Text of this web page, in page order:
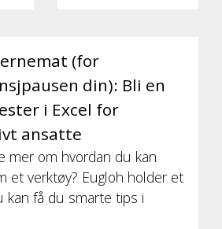
(for
din): Bli en
i Excel for
ansatte
mer om hvordan du kan
et verktøy? Eugloh holder et
kan få du smarte tips i